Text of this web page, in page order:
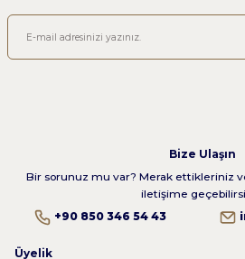
Bize Ulaşın
Bir sorunuz mu var? Merak ettikleriniz
iletişime
+90 850 346 54 43
Üyelik